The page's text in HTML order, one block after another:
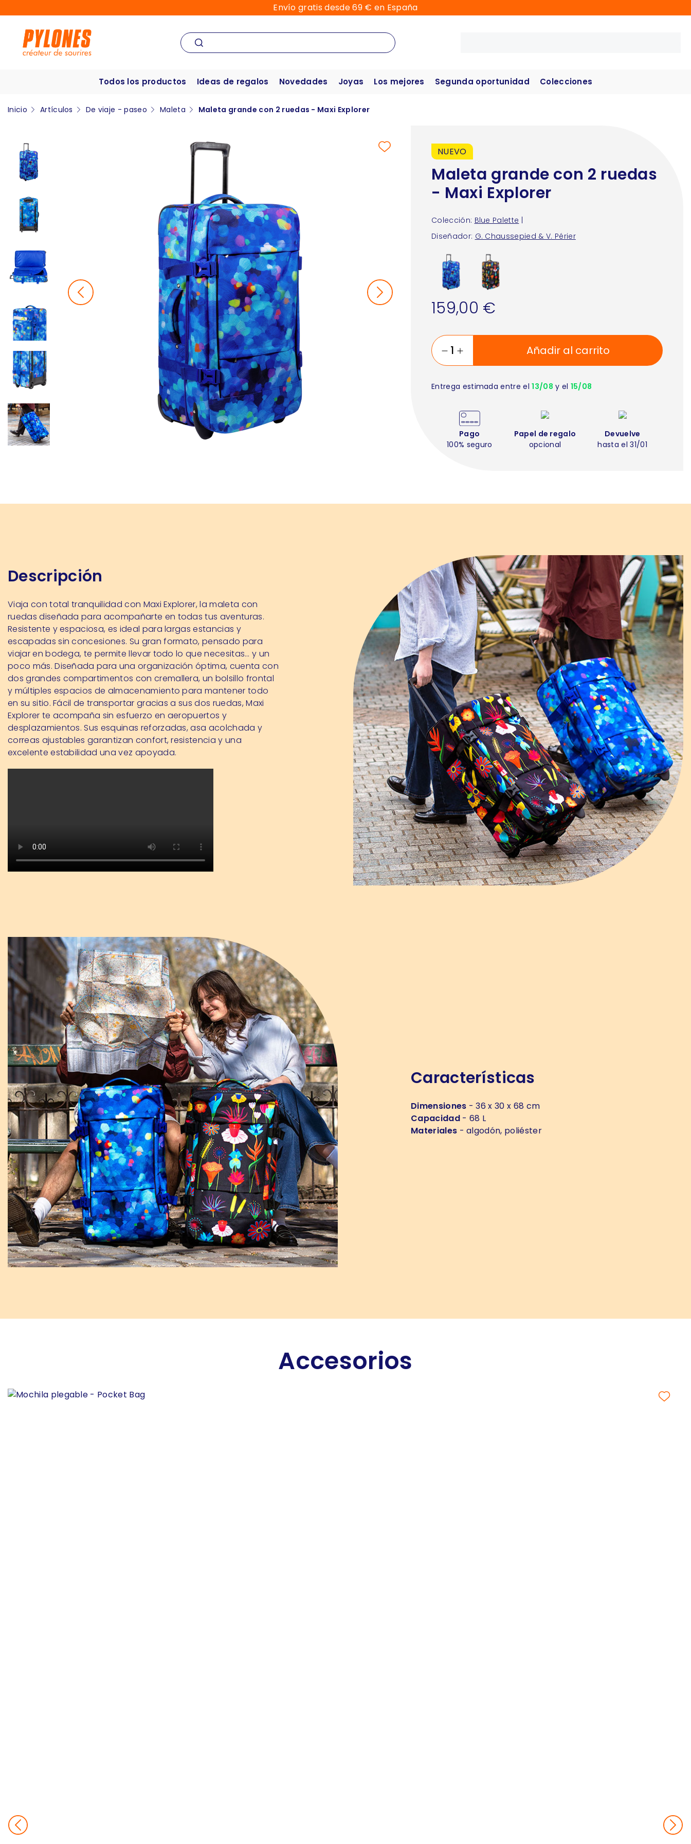
Envío gratis desde 69 € en España
Todos los productos Ideas de regalos Novedades Joyas Los mejores Segunda oportunidad Colecciones
Inicio Artículos De viaje - paseo Maleta Maleta grande con 2 ruedas - Maxi Explorer
NUEVO
Maleta grande con 2 ruedas
- Maxi Explorer
Colección: Blue Palette
Diseñador: G. Chaussepied & V. Périer
159,00 €
Añadir al carrito
Entrega estimada entre el13/08 y el 15/08
Pago
100% seguro
Papel de regalo
opcional
Devuelve
hasta el 31/01
Descripción
Viaja con total tranquilidad con Maxi Explorer, la maleta con
ruedas diseñada para acompañarte en todas tus aventuras.
Resistente y espaciosa, es ideal para largas estancias y
escapadas sin concesiones. Su gran formato, pensado para
viajar en bodega, te permite llevar todo lo que necesitas… y un
poco más. Diseñada para una organización óptima, cuenta con
dos grandes compartimentos con cremallera, un bolsillo frontal
y múltiples espacios de almacenamiento para mantener todo
en su sitio. Fácil de transportar gracias a sus dos ruedas, Maxi
Explorer te acompaña sin esfuerzo en aeropuertos y
desplazamientos. Sus esquinas reforzadas, asa acolchada y
correas ajustables garantizan confort, resistencia y una
excelente estabilidad una vez apoyada.
Características
Dimensiones - 36 x 30 x 68 cm
Capacidad- 68 L
Materiales - algodón, poliéster
Accesorios